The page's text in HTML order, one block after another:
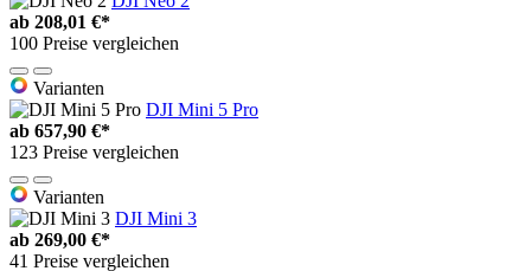
ab 208,01 €*
100 Preise vergleichen
Varianten
DJI Mini 5 Pro
ab 657,90 €*
123 Preise vergleichen
Varianten
DJI Mini 3
ab 269,00 €*
41 Preise vergleichen